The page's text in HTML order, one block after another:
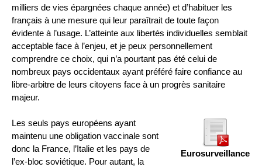
milliers de vies épargnées chaque année) et d’habituer les
français à une mesure qui leur paraîtrait de toute façon
évidente à l’usage. L’atteinte aux libertés individuelles semblait
acceptable face à l’enjeu, et je peux personnellement
comprendre ce choix, qui n’a pourtant pas été celui de
nombreux pays occidentaux ayant préféré faire confiance au
libre-arbitre de leurs citoyens face à un progrès sanitaire
majeur.
Eurosurveillance
Les seuls pays européens ayant
maintenu une obligation vaccinale sont
donc la France, l’Italie et les pays de
l’ex-bloc soviétique. Pour autant, la